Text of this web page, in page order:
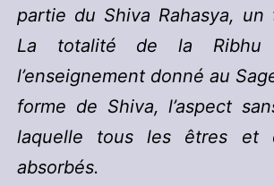
partie du Shiva Rahasya, un
La totalité de la Ribhu
l’enseignement donné au
forme de Shiva, l’aspect
laquelle tous les êtres et
absorbés.